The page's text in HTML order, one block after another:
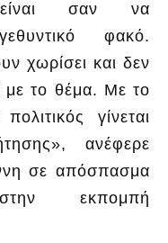
είναι σαν να
φακό.
χωρίσει και δεν
με το θέμα. Με το
γίνεται
ανέφερε
σε απόσπασμα
εκπομπή